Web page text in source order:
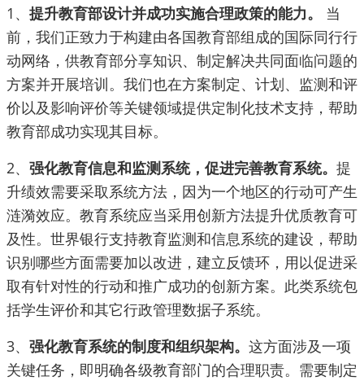
1、 提升教育部设计并成功实施合理政策的能力。
当
前，我们正致力于构建由各国教育部组成的国际同行行
动网络，供教育部分享知识、制定解决共同面临问题的
方案并开展培训。我们也在方案制定、计划、监测和评
价以及影响评价等关键领域提供定制化技术支持，帮助
教育部成功实现其目标。
2、 强化教育信息和监测系统，促进完善教育系统。 提
升绩效需要采取系统方法，因为一个地区的行动可产生
涟漪效应。教育系统应当采用创新方法提升优质教育可
及性。世界银行支持教育监测和信息系统的建设，帮助
识别哪些方面需要加以改进，建立反馈环，用以促进采
取有针对性的行动和推广成功的创新方案。此类系统包
括学生评价和其它行政管理数据子系统。
3、 强化教育系统的制度和组织架构。 这方面涉及一项
关键任务，即明确各级教育部门的合理职责。需要制定